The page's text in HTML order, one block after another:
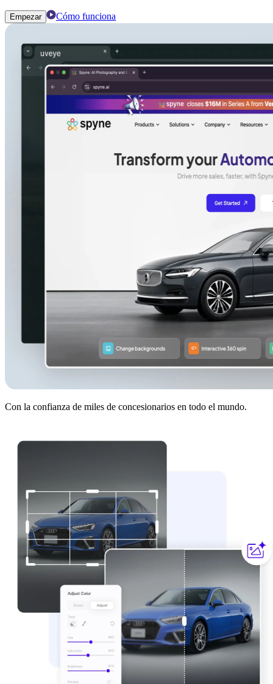
Empezar Cómo funciona
Con la confianza de miles de concesionarios en todo el mundo.